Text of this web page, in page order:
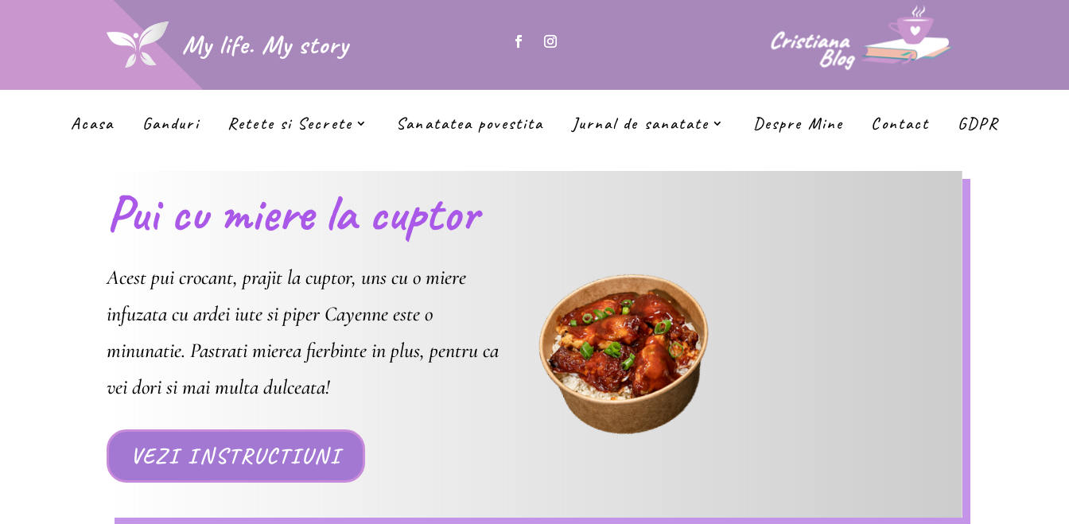
My life. My story
Acasa Ganduri Retete si Secrete Sanatatea povestita Jurnal de sanatate Despre Mine Contact GDPR
Pui cu miere la cuptor
Acest pui crocant, prajit la cuptor, uns cu o miere
infuzata cu ardei iute si piper Cayenne este o
minunatie. Pastrati mierea fierbinte in plus, pentru ca
vei dori si mai multa dulceata!
VEZI INSTRUCTIUNI